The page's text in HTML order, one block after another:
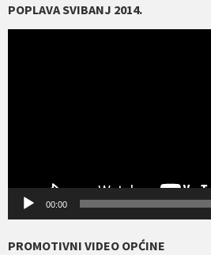
POPLAVA SVIBANJ 2014.
00:00
PROMOTIVNI VIDEO OPĆINE